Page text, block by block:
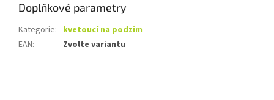
Doplňkové parametry
Kategorie: kvetoucí na podzim
EAN: Zvolte variantu